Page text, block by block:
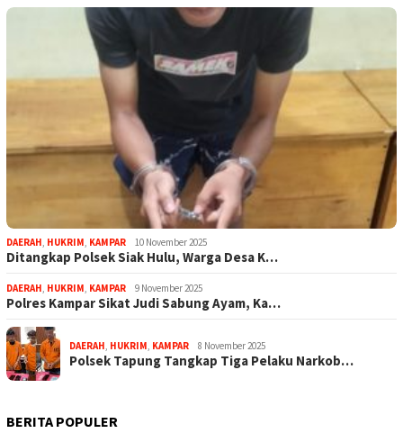
DAERAH, HUKRIM, KAMPAR 10 November 2025
Ditangkap Polsek Siak Hulu, Warga Desa K…
DAERAH, HUKRIM, KAMPAR 9 November 2025
Polres Kampar Sikat Judi Sabung Ayam, Ka…
DAERAH, HUKRIM, KAMPAR 8 November 2025
Polsek Tapung Tangkap Tiga Pelaku Narkob…
BERITA POPULER